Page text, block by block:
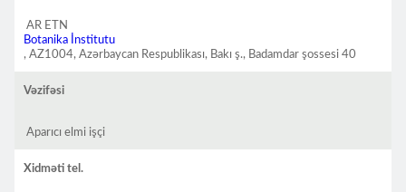
AR ETN
Botanika İnstitutu
, AZ1004, Azərbaycan Respublikası, Bakı ş., Badamdar şossesi 40
Vəzifəsi
Aparıcı elmi işçi
Xidməti tel.